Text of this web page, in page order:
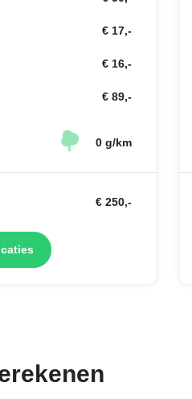
€ 17,-
€ 16,-
€ 89,-
0 g/km
€ 250,-